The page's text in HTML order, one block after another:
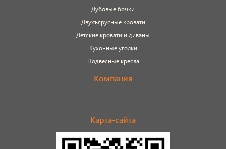
Дубовые бочки
Двухъярусные кровати
Детские кровати и диваны
Кухонные уголки
Подвесные кресла
Компания
Карта-сайта